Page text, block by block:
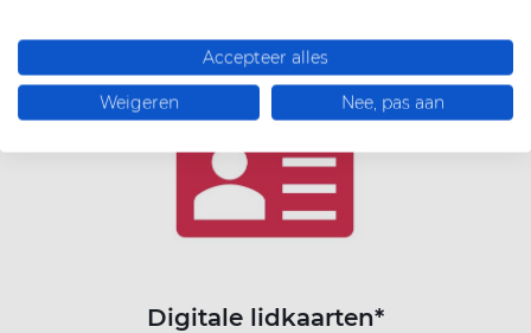
Digitale lidkaarten*
Accepteer alles
Weigeren Nee, pas aan